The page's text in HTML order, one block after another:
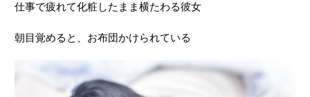
仕事で疲れて化粧したまま横たわる彼女
朝目覚めると、お布団かけられている